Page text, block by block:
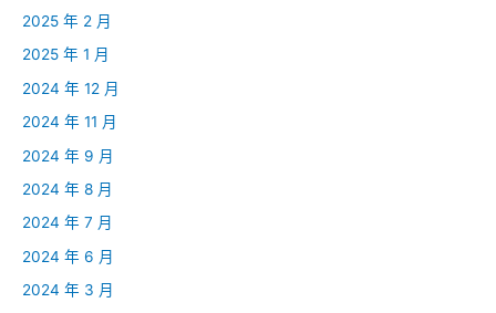
2025 年 2 月
2025 年 1 月
2024 年 12 月
2024 年 11 月
2024 年 9 月
2024 年 8 月
2024 年 7 月
2024 年 6 月
2024 年 3 月